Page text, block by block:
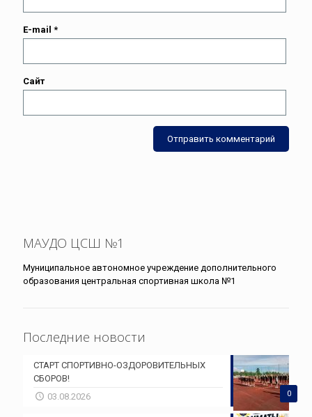
E-mail *
Сайт
МАУДО ЦСШ №1
Муниципальное автономное учреждение дополнительного
образования центральная спортивная школа №1
Последние новости
0
СТАРТ СПОРТИВНО-ОЗДОРОВИТЕЛЬНЫХ
СБОРОВ!
03.08.2026